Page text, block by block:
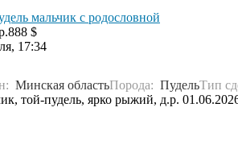
мальчик с родословной
888 $
17:34
Минская областьПорода: ПудельТип
той-пудель, ярко рыжий, д.р.